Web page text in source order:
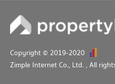
มีคอนโดให้เช่า 6,757 ประกาศ
ขายคอนโด สวนรถไฟ
มีคอนโดขาย 2,152 ประกาศ
Copyright © 2019-2020
Zimple Internet Co., Ltd. , All